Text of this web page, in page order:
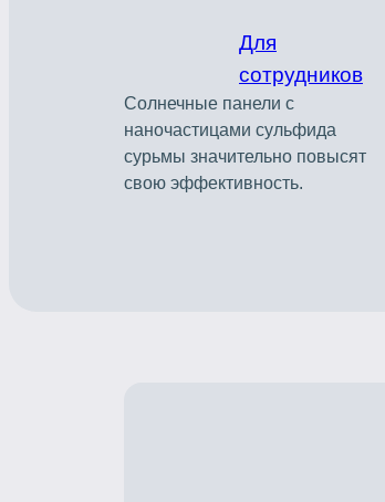
Для
сотрудников
Солнечные панели с
наночастицами сульфида
сурьмы значительно повысят
свою эффективность.